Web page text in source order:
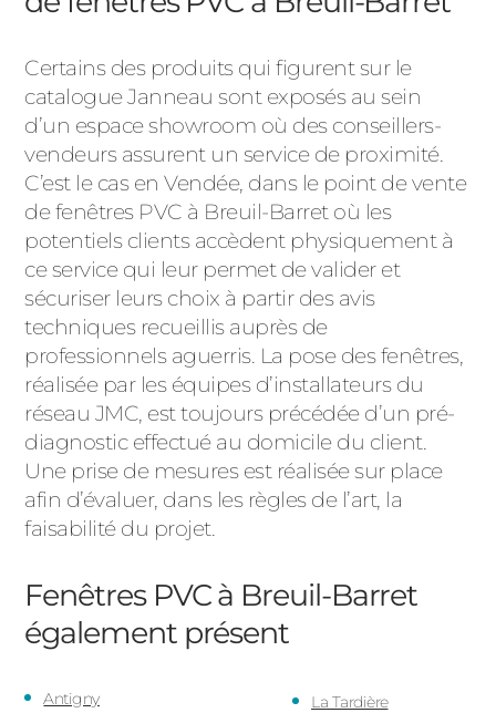
Certains des produits qui figurent sur le
catalogue Janneau sont exposés au sein
d’un espace showroom où des conseillers-
vendeurs assurent un service de proximité.
C’est le cas en Vendée, dans le point de vente
de fenêtres PVC à Breuil-Barret où les
potentiels clients accèdent physiquement à
ce service qui leur permet de valider et
sécuriser leurs choix à partir des avis
techniques recueillis auprès de
professionnels aguerris. La pose des fenêtres,
réalisée par les équipes d’installateurs du
réseau JMC, est toujours précédée d’un pré-
diagnostic effectué au domicile du client.
Une prise de mesures est réalisée sur place
afin d’évaluer, dans les règles de l’art, la
faisabilité du projet.
Fenêtres PVC à Breuil-Barret
également présent
Antigny
La Tardière